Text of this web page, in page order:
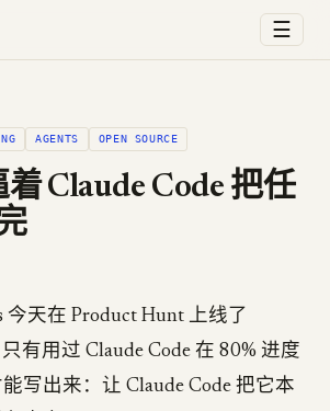
☰
AGENTS OPEN SOURCE
着 Claude Code 把任
今天在 Product Hunt 上线了
有用过 Claude Code 在 80% 进度
写出来：让 Claude Code 把它本